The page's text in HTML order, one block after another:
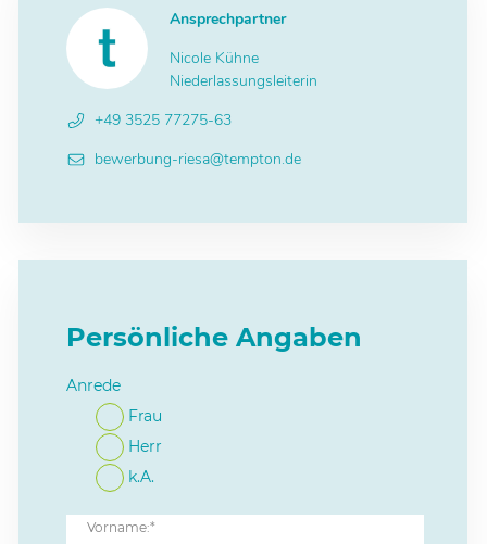
Ansprechpartner
Nicole Kühne
Niederlassungsleiterin
+49 3525 77275-63
bewerbung-riesa@tempton.de
Persönliche Angaben
Anrede
Frau
Herr
k.A.
Vorname:*